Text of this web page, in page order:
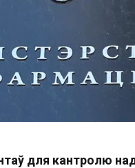
для кантролю